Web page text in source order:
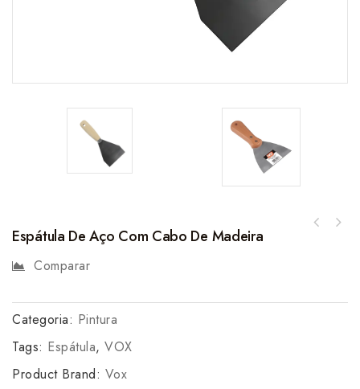
Espátula De Aço Com Cabo De Madeira
Comparar
Categoria: Pintura
Tags: Espátula, VOX
Product Brand: Vox